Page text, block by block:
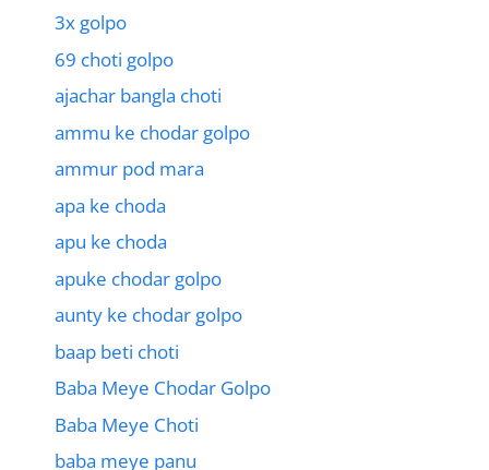
3x golpo
69 choti golpo
ajachar bangla choti
ammu ke chodar golpo
ammur pod mara
apa ke choda
apu ke choda
apuke chodar golpo
aunty ke chodar golpo
baap beti choti
Baba Meye Chodar Golpo
Baba Meye Choti
baba meye panu